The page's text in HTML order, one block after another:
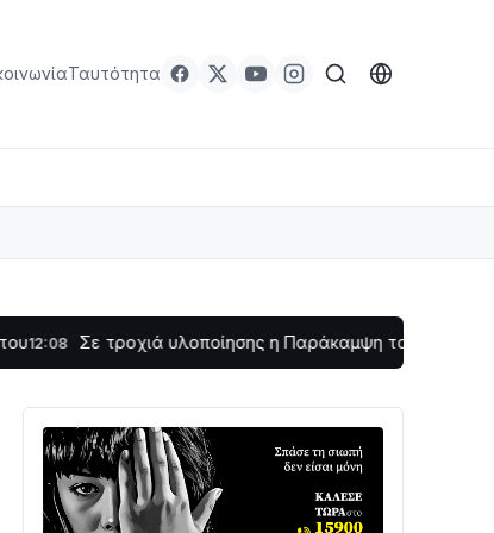
Ταυτότητα
υλοποίησης η Παράκαμψη του Κέντρου της